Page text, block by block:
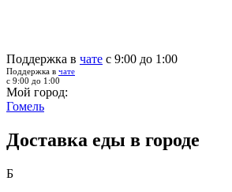
Поддержка в чате с 9:00 до 1:00
Поддержка в чате
с 9:00 до 1:00
Мой город:
Гомель
Доставка еды в городе
Б